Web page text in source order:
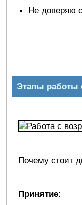
Не доверяю
Этапы работы
Почему стоит
Принятие: